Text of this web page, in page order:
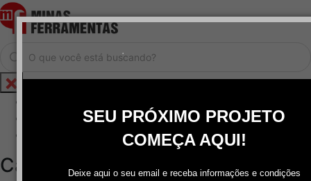
.
SEU PRÓXIMO PROJETO
COMEÇA AQUI!
Deixe aqui o seu email e receba informações e condições
Cadastrar / Logar
Central de Atendimento
Categorias